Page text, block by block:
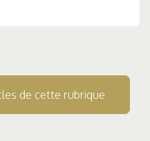
de cette rubrique